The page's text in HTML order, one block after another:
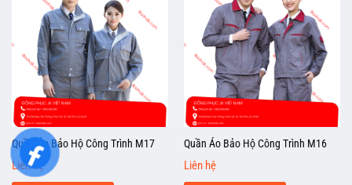
Quần Áo Bảo Hộ Công Trình M17
Liên hệ
Quần Áo Bảo Hộ Công Trình M16
Liên hệ